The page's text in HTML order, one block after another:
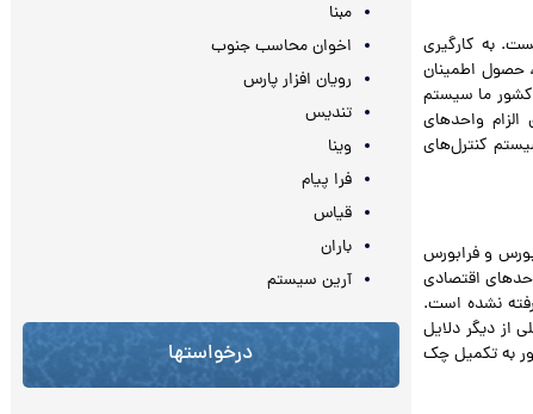
به کارگیری
حصول اطمینان
کشور ما سیستم
واحدهای
کنترل‌های
و فرابورس
اقتصادی
نشده است.
از دیگر دلایل
به تکمیل چک
مبنا
اخوان محاسب جنوب
رویان افزار پارس
تندیس
وینا
فرا پیام
قیاس
باران
آرین سیستم
درخواستها